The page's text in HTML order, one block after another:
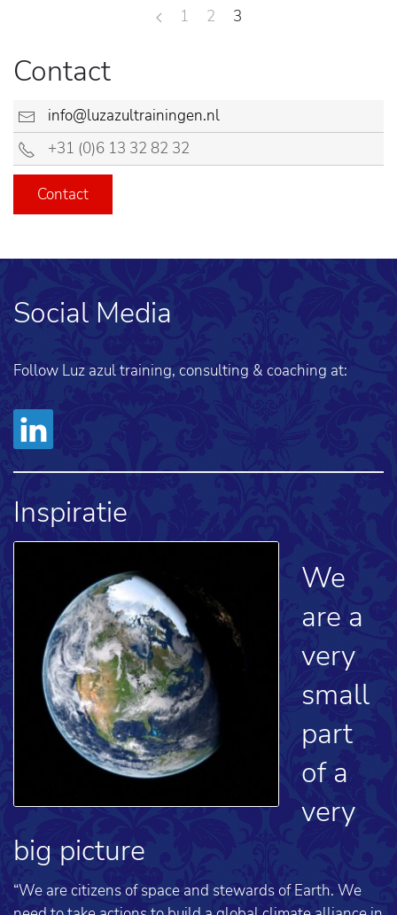
1 2 3
Contact
info@luzazultrainingen.nl
+31 (0)6 13 32 82 32
Contact
Social Media
Follow Luz azul training, consulting & coaching at:
Inspiratie
We
are a
very
small
part
of a
very
big picture
“We are citizens of space and stewards of Earth. We